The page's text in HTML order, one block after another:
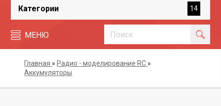
Категории 14
МЕНЮ
Главная » Радио - моделирование RC »
Аккумуляторы